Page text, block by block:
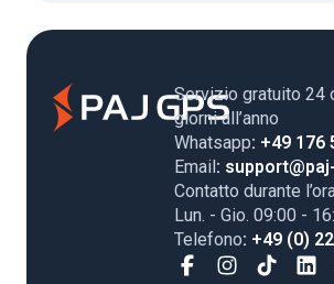
Servizio gratuito 24
giorni all’anno
Whatsapp: +49 176
Email :
Contatto durante
Lun. - Gio. 09:00 -
Telefono: +49 (0)